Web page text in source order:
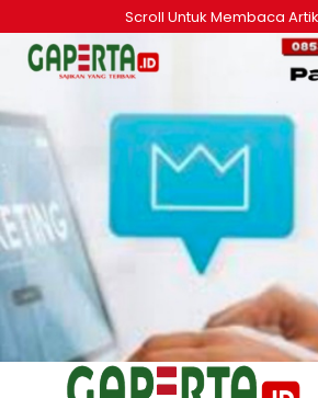
ke
konten
Scroll Untuk Membaca